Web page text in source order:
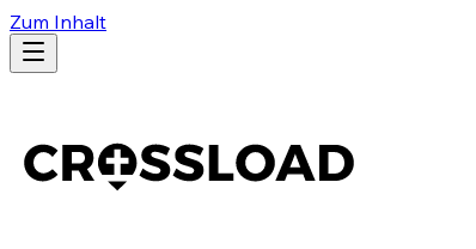
Zum Inhalt